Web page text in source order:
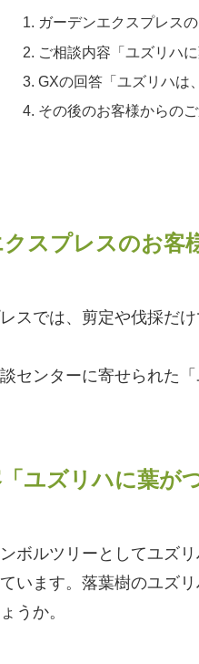
ガーデンエクスプレス
ご相談内容「ユズリハ
GXの回答「ユズリハは
その後のお客様からの
スプレスのお客
スでは、剪定や伐採だ
センターに寄せられた
ユズリハに葉が
ボルツリーとしてユズ
います。落葉樹のユズ
うか。